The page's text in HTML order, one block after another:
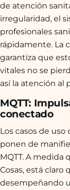
de atención
irregularidad, el
profesionales
rápidamente. La
garantiza que
vitales no se
así la atención al
MQTT:
conectado
Los casos de
ponen de
MQTT. A medida
Cosas, está claro
desempeñando